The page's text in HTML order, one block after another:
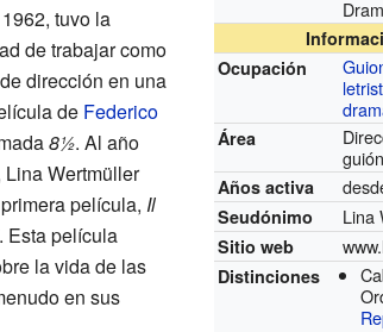
Ocupación
Área
Años activa
Seudónimo Lina
Sitio web
Distinciones
tuvo la
de trabajar como
dirección en una
de Federico
8½. Al año
Wertmüller
película, Il
Esta película
la vida de las
en sus